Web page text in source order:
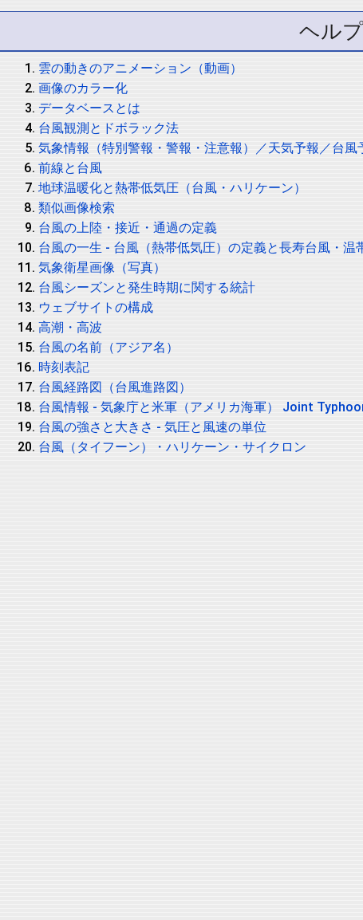
ヘルプ
雲の動きのアニメーション（動画）
画像のカラー化
データベースとは
台風観測とドボラック法
気象情報（特別警報・警報・注意報）／天気予報／台風
前線と台風
地球温暖化と熱帯低気圧（台風・ハリケーン）
類似画像検索
台風の上陸・接近・通過の定義
台風の一生 - 台風（熱帯低気圧）の定義と長寿台風・温
気象衛星画像（写真）
台風シーズンと発生時期に関する統計
ウェブサイトの構成
高潮・高波
台風の名前（アジア名）
時刻表記
台風経路図（台風進路図）
台風情報 - 気象庁と米軍（アメリカ海軍） Joint
台風の強さと大きさ - 気圧と風速の単位
台風（タイフーン）・ハリケーン・サイクロン